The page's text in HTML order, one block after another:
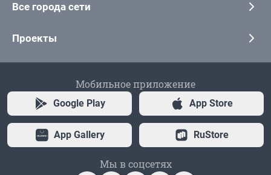
Все города сети
Проекты
Мобильное приложение
Google Play App Store
App Gallery RuStore
Мы в соцсетях